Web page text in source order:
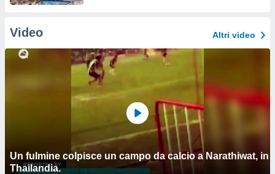
Video Altri video
Un fulmine colpisce un campo da calcio a Narathiwat, in
Thailandia.